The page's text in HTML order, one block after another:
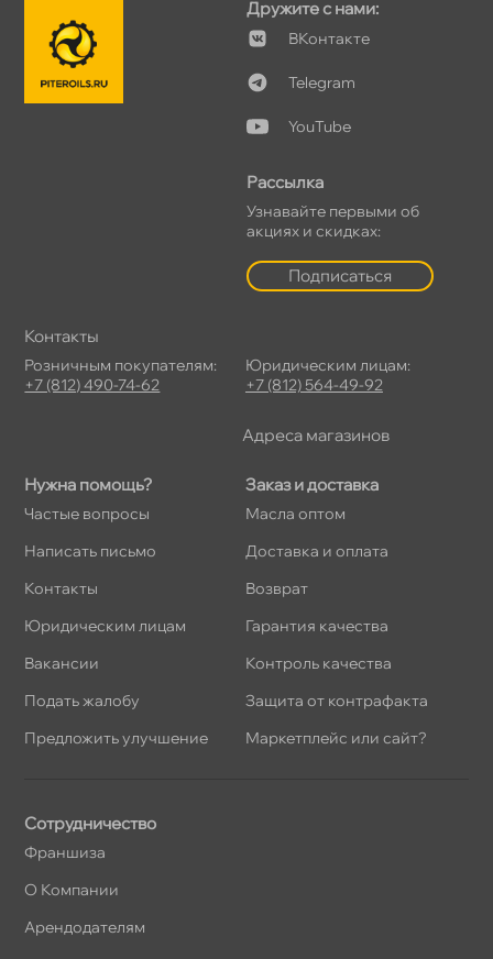
Нужна помощь?
Частые вопросы
Написать письмо
Контакты
Юридическим лицам
акансии
Подать жалобу
Предложить улучшение
Заказ и доставка
Масла оптом
Доставка и оплата
озврат
Гарантия качества
Контроль качества
Защита от контрафакта
Маркетплейс или сайт?
Дружите с нами:
Контакте
Telegram
YouTube
Рассылка
Узнавайте первыми о
акциях и скидках:
Подписаться
Сотрудничество
Франшиза
О Компании
Арендодателям
Контакты
Розничным покупателям:
+7 (812) 490-74-62
Юридическим лицам:
+7 (812) 564-49-92
Адреса магазино